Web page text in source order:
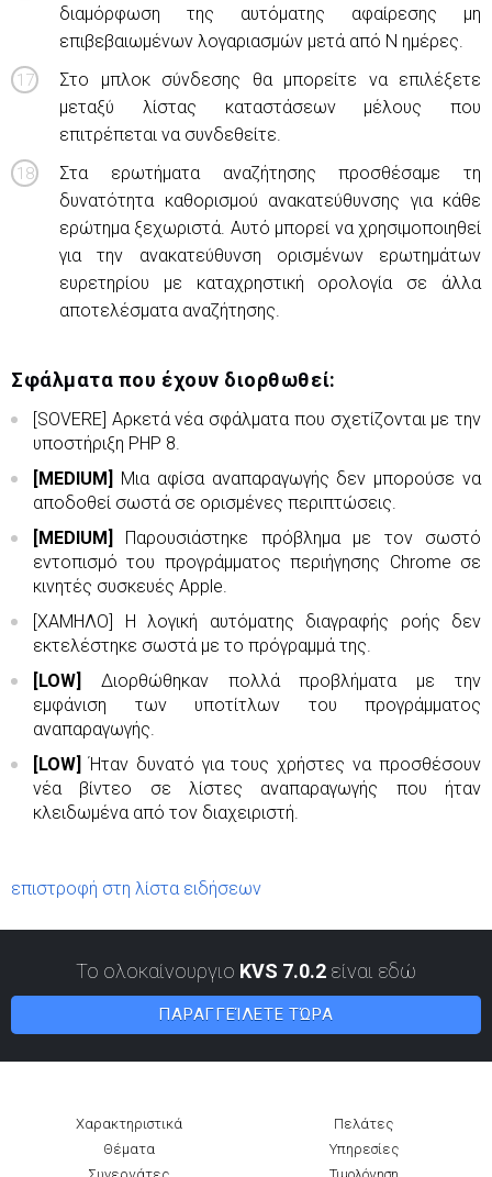
διαμόρφωση της αυτόματης αφαίρεσης μη
επιβεβαιωμένων λογαριασμών μετά από N ημέρες.
Στο μπλοκ σύνδεσης θα μπορείτε να επιλέξετε
μεταξύ λίστας καταστάσεων μέλους που
επιτρέπεται να συνδεθείτε.
Στα ερωτήματα αναζήτησης προσθέσαμε τη
δυνατότητα καθορισμού ανακατεύθυνσης για κάθε
ερώτημα ξεχωριστά. Αυτό μπορεί να χρησιμοποιηθεί
για την ανακατεύθυνση ορισμένων ερωτημάτων
ευρετηρίου με καταχρηστική ορολογία σε άλλα
αποτελέσματα αναζήτησης.
Σφάλματα που έχουν διορθωθεί:
[SOVERE] Αρκετά νέα σφάλματα που σχετίζονται με την
υποστήριξη PHP 8.
[MEDIUM] Μια αφίσα αναπαραγωγής δεν μπορούσε να
αποδοθεί σωστά σε ορισμένες περιπτώσεις.
[MEDIUM]
Παρουσιάστηκε πρόβλημα με τον σωστό
εντοπισμό του προγράμματος περιήγησης Chrome σε
κινητές συσκευές Apple.
[ΧΑΜΗΛΟ] Η λογική αυτόματης διαγραφής ροής δεν
εκτελέστηκε σωστά με το πρόγραμμά της.
[LOW]
Διορθώθηκαν πολλά προβλήματα με την
εμφάνιση των υποτίτλων του προγράμματος
αναπαραγωγής.
[LOW] Ήταν δυνατό για τους χρήστες να προσθέσουν
νέα βίντεο σε λίστες αναπαραγωγής που ήταν
κλειδωμένα από τον διαχειριστή.
επιστροφή στη λίστα ειδήσεων
Το ολοκαίνουργιο KVS 7.0.2 είναι εδώ
ΠΑΡΑΓΓΕΊΛΕΤΕ ΤΏΡΑ
Χαρακτηριστικά
Πελάτες
Θέματα
Υπηρεσίες